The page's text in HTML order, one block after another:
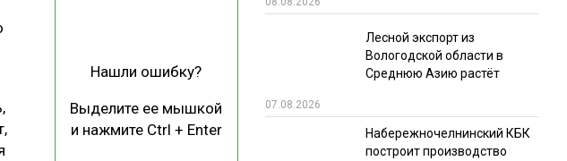
ДИСКУССИЯНашли ошибку?
Выделите ее мышкой
и нажмите Ctrl + Enter
Лесной экспорт из
Вологодской области в
Среднюю Азию растёт
07.08.2026
Набережночелнинский КБК
построит производство